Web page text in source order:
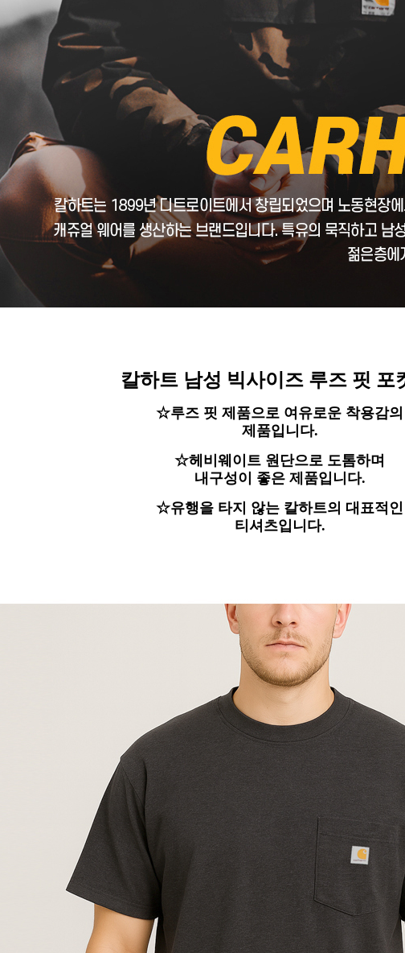
칼하트 남성 빅사이즈 루즈 핏 포
☆루즈 핏 제품으로 여유로운 착용감의
제품입니다.
☆헤비웨이트 원단으로 도톰하며
내구성이 좋은 제품입니다.
☆유행을 타지 않는 칼하트의 대표적인
티셔츠입니다.